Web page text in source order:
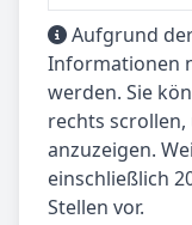
Aufgrund
Informationen
werden. Sie
rechts
anzuzeigen.
einschließlich
Stellen vor.